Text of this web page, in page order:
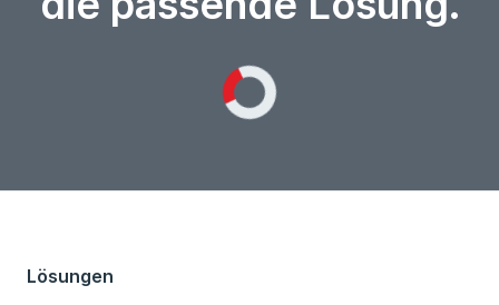
Lösungen